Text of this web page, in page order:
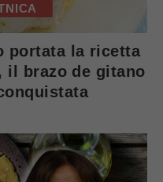
portata la ricetta
il brazo de gitano